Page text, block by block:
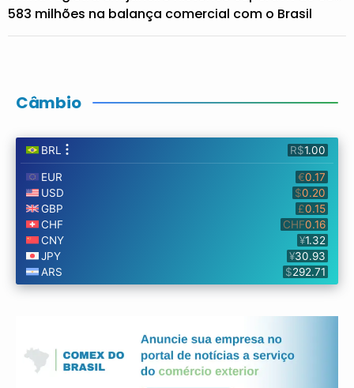
583 milhões na balança comercial com o Brasil
Câmbio